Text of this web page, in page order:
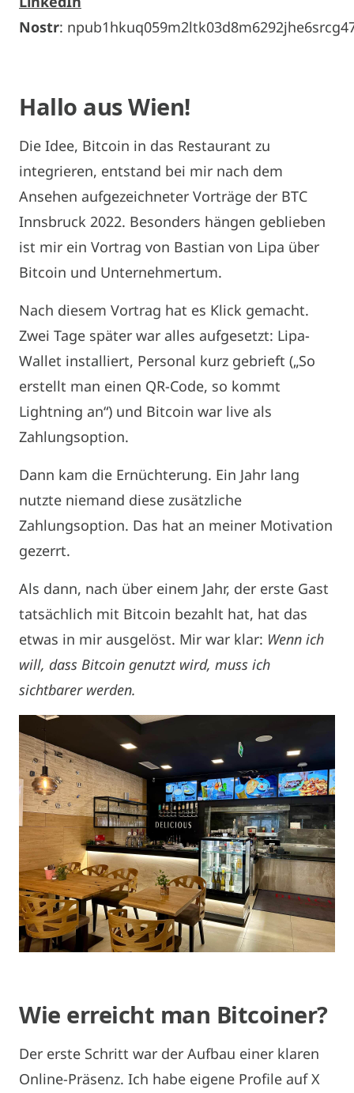
Nostr:
Hallo aus Wien!
Die Idee, Bitcoin in das Restaurant zu
integrieren, entstand bei mir nach dem
Ansehen aufgezeichneter Vorträge der BTC
Innsbruck 2022. Besonders hängen geblieben
ist mir ein Vortrag von Bastian von Lipa über
Bitcoin und Unternehmertum.
Nach diesem Vortrag hat es Klick gemacht.
Zwei Tage später war alles aufgesetzt: Lipa-
Wallet installiert, Personal kurz gebrieft („So
erstellt man einen QR-Code, so kommt
Lightning an“) und Bitcoin war live als
Zahlungsoption.
Dann kam die Ernüchterung. Ein Jahr lang
nutzte niemand diese zusätzliche
Zahlungsoption. Das hat an meiner Motivation
gezerrt.
Als dann, nach über einem Jahr, der erste Gast
tatsächlich mit Bitcoin bezahlt hat, hat das
etwas in mir ausgelöst. Mir war klar: Wenn ich
will, dass Bitcoin genutzt wird, muss ich
sichtbarer werden.
Wie erreicht man Bitcoiner?
Der erste Schritt war der Aufbau einer klaren
Online-Präsenz. Ich habe eigene Profile auf X